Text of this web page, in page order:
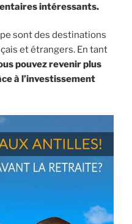
intéressants.
sont des destinations
et étrangers. En tant
pouvez revenir plus
à l’investissement